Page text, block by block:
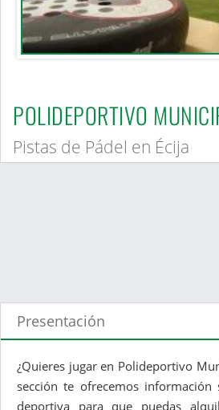
POLIDEPORTIVO
Pistas de Pádel en Écija
Presentación
¿Quieres jugar en Polideportivo
sección te ofrecemos información
deportiva para que puedas